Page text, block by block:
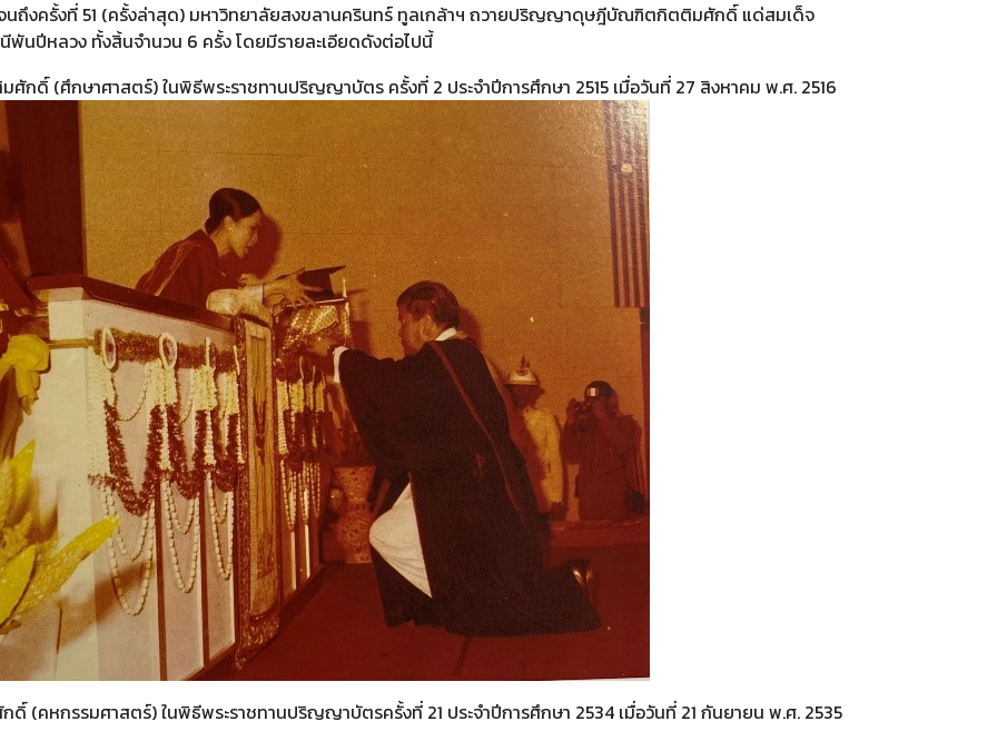
ถึงครั้งที่ 51 (ครั้งล่าสุด) มหาวิทยาลัยสงขลานครินทร์ ทูลเกล้าฯ ถวายปริญญาดุษฎีบัณฑิตกิตติมศักดิ์ แด่สมเด็จ
พันปีหลวง ทั้งสิ้นจำนวน 6 ครั้ง โดยมีรายละเอียดดังต่อไปนี้
(ศึกษาศาสตร์) ในพิธีพระราชทานปริญญาบัตร ครั้งที่ 2 ประจำปีการศึกษา 2515 เมื่อวันที่ 27 สิงหาคม พ.ศ. 2516
รรมศาสตร์) ในพิธีพระราชทานปริญญาบัตรครั้งที่ 21 ประจำปีการศึกษา 2534 เมื่อวันที่ 21 กันยายน พ.ศ. 2535